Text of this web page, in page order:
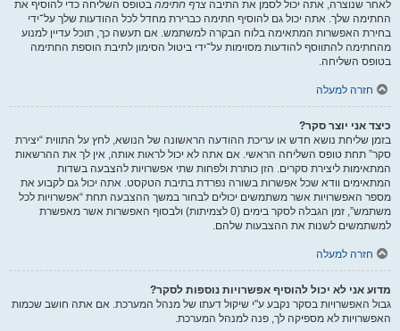
לאחר שנוצרה, אתה יכול לסמן את התיבה צרף חתימה בטופס השליחה כדי להוסיף את
החתימה שלך. אתה יכול גם להוסיף חתימה כברירת מחדל לכל ההודעות שלך על־ידי
בחירת האפשרות המתאימה בלוח הבקרה למשתמש. אם תעשה כך, תוכל עדיין למנוע
מהחתימה להתווסף להודעות מסוימות על־ידי ביטול הסימון לתיבת הוספת החתימה
בטופס השליחה.
חזרה למעלה
כיצד אני יוצר סקר?
בזמן שליחת נושא חדש או עריכת ההודעה הראשונה של הנושא, לחץ על התווית “יצירת
סקר” תחת טופס השליחה הראשי. אם אתה לא יכול לראות אותה, אין לך את ההרשאות
המתאימות ליצירת סקרים. הזן כותרת ולפחות שתי אפשרויות להצבעה בשדות
המתאימים וודא שכל אפשרות בשורה נפרדת בתיבת הטקסט. אתה יכול גם לקבוע את
מספר האפשרויות אשר משתמשים יכולים לבחור במשך ההצבעה תחת “אפשרויות לכל
משתמש”, זמן הגבלה לסקר בימים (0 לצמיתות) ולבסוף האפשרות אשר מאפשרת
למשתמשים לשנות את ההצבעות שלהם.
חזרה למעלה
מדוע אני לא יכול להוסיף אפשרויות נוספות לסקר?
גבול האפשרויות בסקר נקבע ע"י שיקול דעתו של מנהל המערכת. אם אתה חושב שכמות
האפשרויות לא מספיקה לך, פנה למנהל המערכת.